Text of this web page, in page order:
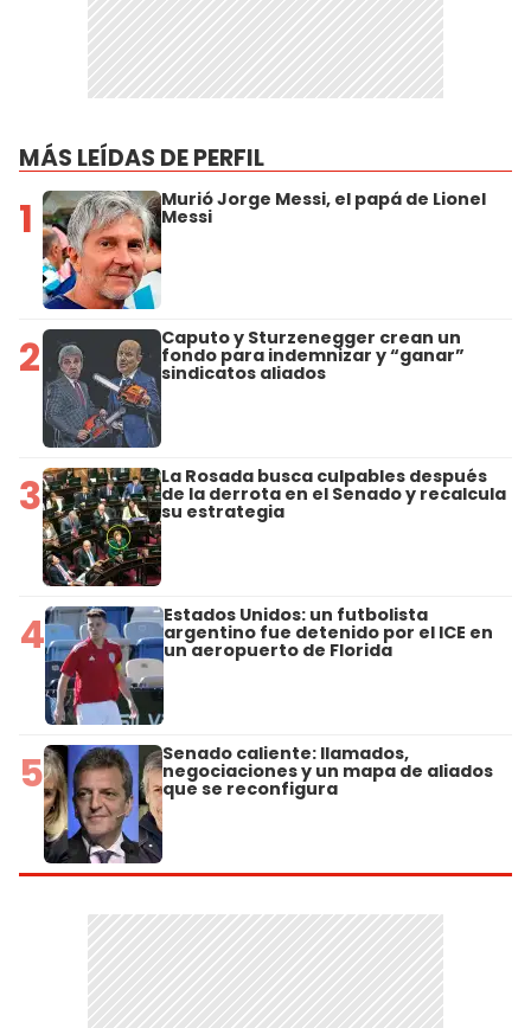
MÁS LEÍDAS DE PERFIL
1 Murió Jorge Messi, el papá de Lionel
Messi
2 Caputo y Sturzenegger crean un
fondo para indemnizar y “ganar”
sindicatos aliados
3 La Rosada busca culpables después
de la derrota en el Senado y recalcula
su estrategia
4 Estados Unidos: un futbolista
argentino fue detenido por el ICE en
un aeropuerto de Florida
5 Senado caliente: llamados,
negociaciones y un mapa de aliados
que se reconfigura